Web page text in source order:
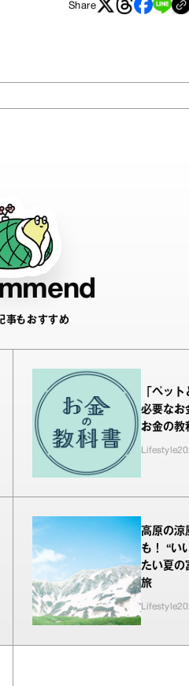
Share
事もおすすめ
「ペッ
必要なお
お金の教
Lifestyle
高原の涼
も！ “い
たい夏の
旅
Lifestyle